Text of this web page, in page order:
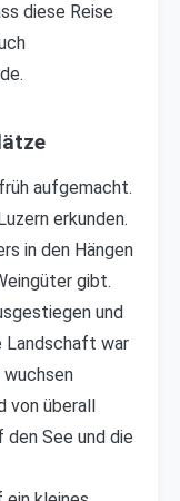
diese Reise
aufgemacht.
erkunden.
in den Hängen
gibt.
und
Landschaft war
wuchsen
von überall
den See und die